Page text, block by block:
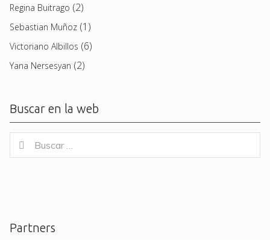
Regina Buitrago (2)
Sebastian Muñoz (1)
Victoriano Albillos (6)
Yana Nersesyan (2)
Buscar en la web
for:
Buscar
Partners